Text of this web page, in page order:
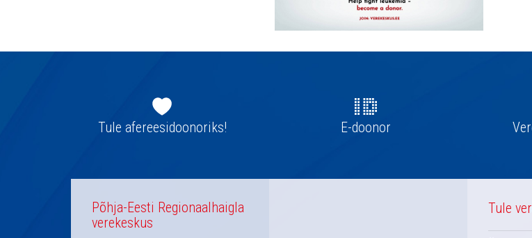
navigatsioonTule afereesidoonoriks! E-doonor
Põhja-Eesti Regionaalhaigla
verekeskus
Tule